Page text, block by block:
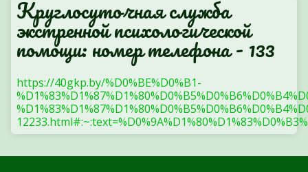
Круглосуточная служба
экстренной психологической
помощи: номер телефона - 133
https://40gkp.by/%D0%BE%D0%B1-